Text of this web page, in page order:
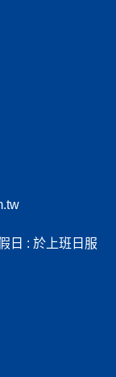
日 : 於上班日服